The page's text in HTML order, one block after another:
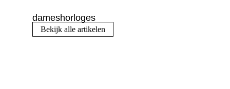
dameshorloges
Bekijk alle artikelen